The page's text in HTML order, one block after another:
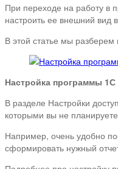
При переходе на работу в
настроить ее внешний вид
В этой статье мы
Настройка программы
В разделе Настройки
которыми вы не
Например, очень удобно
сформировать нужный